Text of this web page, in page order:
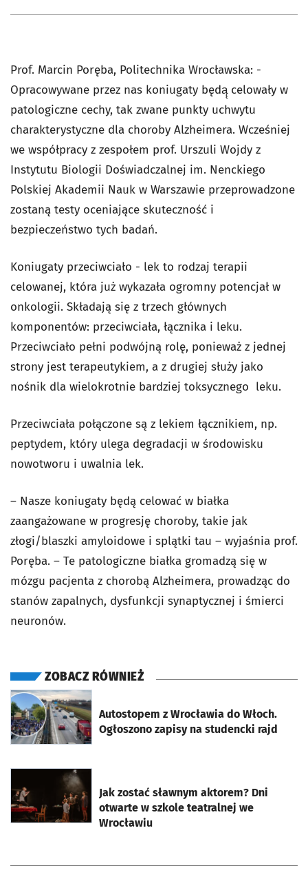
Prof. Marcin Poręba, Politechnika Wrocławska: -
Opracowywane przez nas koniugaty będą̨ celowały w
patologiczne cechy, tak zwane punkty uchwytu
charakterystyczne dla choroby Alzheimera. Wcześniej
we współpracy z zespołem prof. Urszuli Wojdy z
Instytutu Biologii Doświadczalnej im. Nenckiego
Polskiej Akademii Nauk w Warszawie przeprowadzone
zostaną testy oceniające skuteczność i
bezpieczeństwo tych badań.
Koniugaty przeciwciało - lek to rodzaj terapii
celowanej, która już wykazała ogromny potencjał w
onkologii. Składają się z trzech głównych
komponentów: przeciwciała, łącznika i leku.
Przeciwciało pełni podwójną rolę, ponieważ z jednej
strony jest terapeutykiem, a z drugiej służy jako
nośnik dla wielokrotnie bardziej toksycznego leku.
Przeciwciała połączone są z lekiem łącznikiem, np.
peptydem, który ulega degradacji w środowisku
nowotworu i uwalnia lek.
– Nasze koniugaty będą celować w białka
zaangażowane w progresję choroby, takie jak
złogi/blaszki amyloidowe i splątki tau – wyjaśnia prof.
Poręba. – Te patologiczne białka gromadzą się w
mózgu pacjenta z chorobą Alzheimera, prowadząc do
stanów zapalnych, dysfunkcji synaptycznej i śmierci
neuronów.
ZOBACZ RÓWNIEŻ
Autostopem z Wrocławia do Włoch.
Ogłoszono zapisy na studencki rajd
otworzy się w nowej karcie
Jak zostać sławnym aktorem? Dni
otwarte w szkole teatralnej we
Wrocławiu
otworzy się w nowej karcie